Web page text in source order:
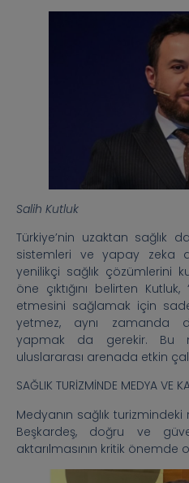
Salih Kutluk
Türkiye’nin uzaktan sağlık
sistemleri ve yapay zeka
yenilikçi sağlık çözümlerini
öne çıktığını belirten
etmesini sağlamak için
yetmez, aynı zamanda
yapmak da gerekir. Bu
uluslararası arenada etkin
SAĞLIK TURİZMİNDE MEDYA VE
Medyanın sağlık
Beşkardeş, doğru ve
aktarılmasının kritik önemde